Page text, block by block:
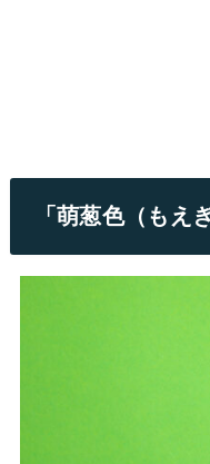
「萌葱色（もえ